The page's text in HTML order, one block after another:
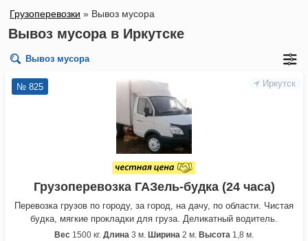
Грузоперевозки » Вывоз мусора
Вывоз мусора в Иркутске
Вывоз мусора
Иркутск
№ 825
Грузоперевозка ГАЗель-будка (24 часа)
Перевозка грузов по городу, за город, на дачу, по области. Чистая
будка, мягкие прокладки для груза. Деликатный водитель.
Вес 1500 кг. Длина 3 м. Ширина 2 м. Высота 1,8 м.